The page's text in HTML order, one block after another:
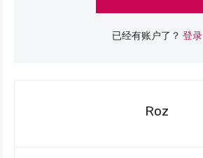
已经有账户了？ 登录
Roz